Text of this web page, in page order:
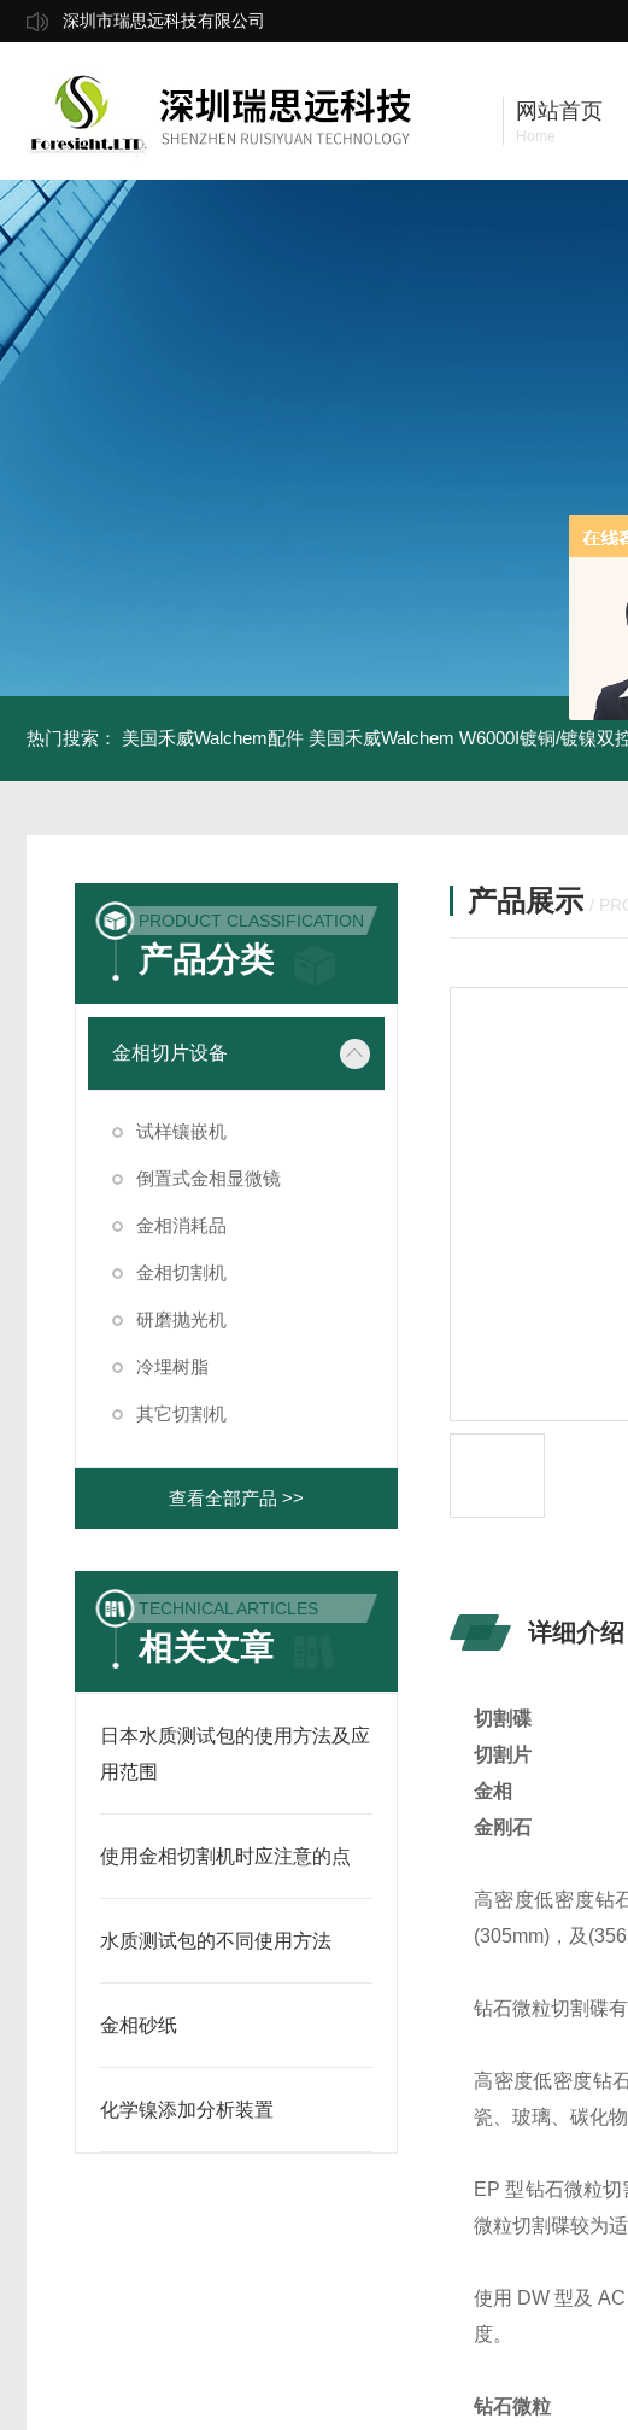
深圳市瑞思远科技有限公司
网站首页
Home
热门搜索： 美国禾威Walchem配件 美国禾威Walchem W6000I镀铜/镀镍双
PRODUCT CLASSIFICATION
产品分类
金相切片设备
试样镶嵌机
倒置式金相显微镜
金相消耗品
金相切割机
研磨抛光机
冷埋树脂
其它切割机
查看全部产品 >>
TECHNICAL ARTICLES
相关文章
日本水质测试包的使用方法及应
用范围
使用金相切割机时应注意的点
水质测试包的不同使用方法
金相砂纸
化学镍添加分析装置
产品展示 /
详细介绍
切割碟
切割片
金相
金刚石
高密度低密度钻
(305mm) ，及
钻石微粒切割碟
高密度低密度钻
瓷、玻璃、碳化
EP型钻石微粒
微粒切割碟较为适
使用 DW型及 AC
度。
钻石微粒